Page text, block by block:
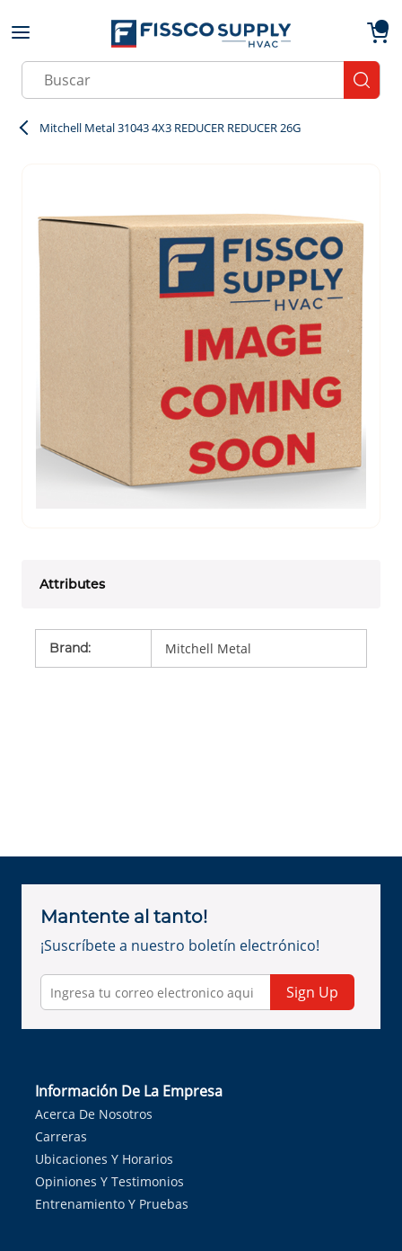
Skip to main content
Site Search
Mitchell Metal 31043 4X3 REDUCER REDUCER 26G
Attributes
Brand: Mitchell Metal
Mantente al tanto!
¡Suscríbete a nuestro boletín electrónico!
Sign Up
Información De La Empresa
Acerca De Nosotros
Carreras
Ubicaciones Y Horarios
Opiniones Y Testimonios
Entrenamiento Y Pruebas